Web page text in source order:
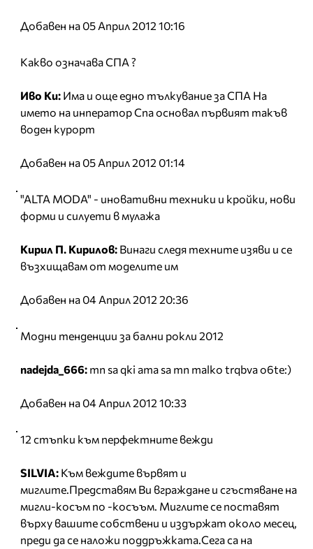
Добавен на 05 Април 2012 10:16
Какво означава СПА ?
Иво Ки: Има и още едно тълкувание за СПА На
името на инператор Спа основал първият такъв
воден курорт
Добавен на 05 Април 2012 01:14
"ALTA MODA" - иновативни техники и кройки, нови
форми и силуети в мулажа
Кирил П. Кирилов: Винаги следя техните изяви и се
възхищавам от моделите им
Добавен на 04 Април 2012 20:36
Модни тенденции за бални рокли 2012
nadejda_666: mn sa qki ama sa mn malko trqbva o6te:)
Добавен на 04 Април 2012 10:33
12 стъпки към перфектните вежди
SILVIA: Към веждите вървят и
миглите.Представям Ви вграждане и сгъстяване на
мигли-косъм по -косъъм. Миглите се поставят
върху вашите собствени и издържат около месец,
преди да се наложи поддръжката.Сега са на